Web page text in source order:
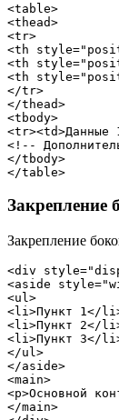
<table>
<thead>
<tr>
<th
<th
<th
</tr>
</thead>
<tbody>
<tr><td>Данные
<!--
</tbody>
Закрепление
Закрепление
<div
<aside
<ul>
<li>Пункт 1</
<li>Пункт 2</
<li>Пункт 3</
</ul>
</aside>
<main>
<p>Основной
</main>